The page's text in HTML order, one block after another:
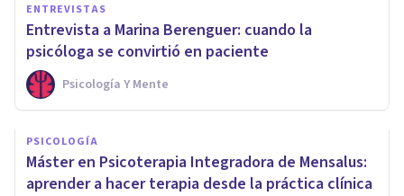
ENTREVISTAS
Entrevista a Marina Berenguer: cuando la
psicóloga se convirtió en paciente
Psicología Y Mente
PSICOLOGÍA
Máster en Psicoterapia Integradora de Mensalus:
aprender a hacer terapia desde la práctica clínica